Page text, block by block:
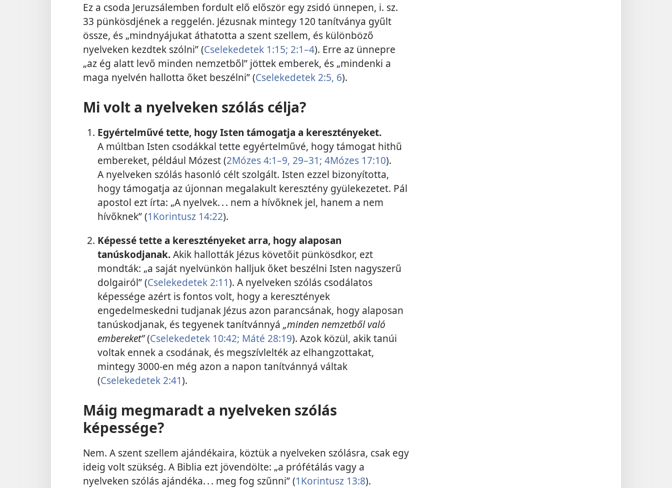
Ez a csoda Jeruzsálemben fordult elő először egy zsidó ünnepen, i. sz.
33 pünkösdjének a reggelén. Jézusnak mintegy 120 tanítványa gyűlt
össze, és „mindnyájukat áthatotta a szent szellem, és különböző
nyelveken kezdtek szólni” (Cselekedetek 1:15; 2:1–4). Erre az ünnepre
„az ég alatt levő minden nemzetből” jöttek emberek, és „mindenki a
maga nyelvén hallotta őket beszélni” (Cselekedetek 2:5, 6).
Mi volt a nyelveken szólás célja?
Egyértelművé tette, hogy Isten támogatja a keresztényeket.
A múltban Isten csodákkal tette egyértelművé, hogy támogat hithű
embereket, például Mózest (2Mózes 4:1–9, 29–31; 4Mózes 17:10).
A nyelveken szólás hasonló célt szolgált. Isten ezzel bizonyította,
hogy támogatja az újonnan megalakult keresztény gyülekezetet. Pál
apostol ezt írta: „A nyelvek. . . nem a hívőknek jel, hanem a nem
hívőknek” (1Korintusz 14:22).
Képessé tette a keresztényeket arra, hogy alaposan
tanúskodjanak.Akik hallották Jézus követőit pünkösdkor, ezt
mondták: „a saját nyelvünkön halljuk őket beszélni Isten nagyszerű
dolgairól” (Cselekedetek 2:11). A nyelveken szólás csodálatos
képessége azért is fontos volt, hogy a keresztények
engedelmeskedni tudjanak Jézus azon parancsának, hogy alaposan
tanúskodjanak, és tegyenek tanítvánnyá „minden nemzetből való
embereket”(Cselekedetek 10:42; Máté 28:19). Azok közül, akik tanúi
voltak ennek a csodának, és megszívlelték az elhangzottakat,
mintegy 3000-en még azon a napon tanítvánnyá váltak
(Cselekedetek 2:41).
Máig megmaradt a nyelveken szólás
képessége?
Nem. A szent szellem ajándékaira, köztük a nyelveken szólásra, csak egy
ideig volt szükség. A Biblia ezt jövendölte: „a prófétálás vagy a
nyelveken szólás ajándéka. . . meg fog szűnni” (1Korintusz 13:8).